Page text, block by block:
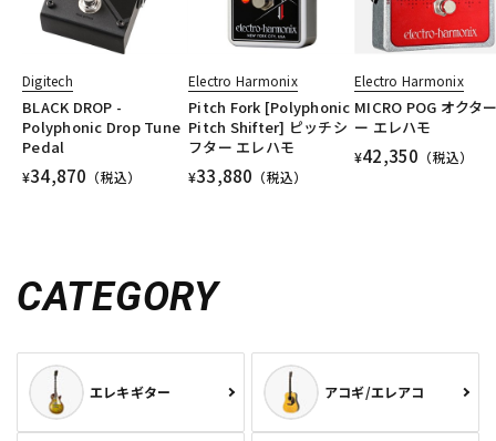
Digitech
BLACK DROP -
Polyphonic Drop Tune
Pedal
¥34,870 （税込）
Electro Harmonix
Pitch Fork [Polyphonic
Pitch Shifter] ピッチシ
フター エレハモ
¥33,880 （税込）
Electro Harmonix
MICRO POG オクタ
ー エレハモ
¥42,350 （税込）
CATEGORY
エレキギター アコギ/エレアコ